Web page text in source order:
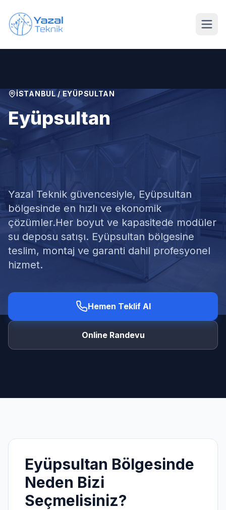
Ücretsiz Keşif Al
İSTANBUL/ EYÜPSULTAN
Eyüpsultan
Modüler Su Deposu
Satışı
Yazal Teknik güvencesiyle, Eyüpsultan
bölgesinde en hızlı ve ekonomik
çözümler.Her boyut ve kapasitede modüler
su deposu satışı. Eyüpsultan bölgesine
teslim, montaj ve garanti dahil profesyonel
hizmet.
Hemen Teklif Al
Online Randevu
Eyüpsultan Bölgesinde
Neden Bizi
Seçmelisiniz?